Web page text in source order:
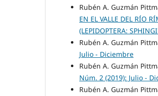
Rubén A. Guzmán
EN EL VALLE DEL RÍO
(LEPIDOPTERA:
Rubén A. Guzmán
Julio - Diciembre
Rubén A. Guzmán
Núm. 2 (2019): Julio -
Rubén A. Guzmán